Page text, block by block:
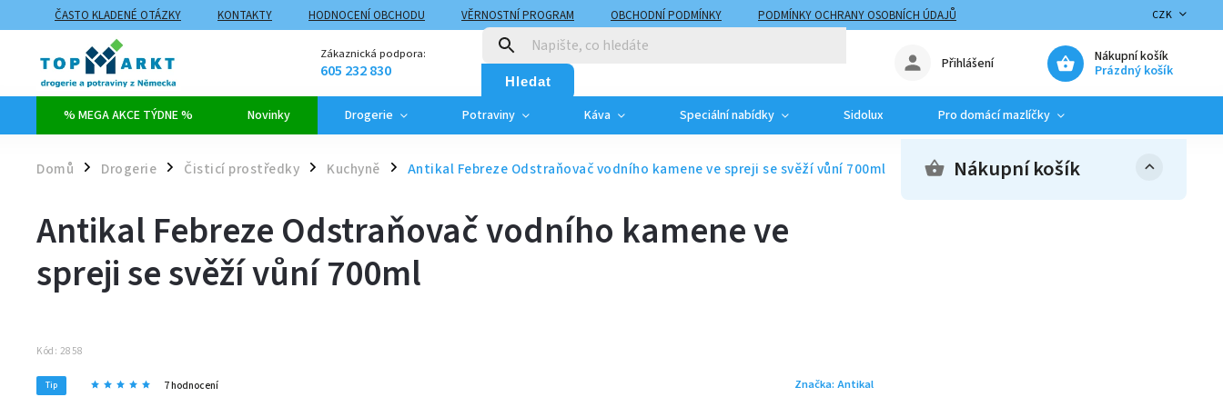
ČASTO KLADENÉ OTÁZKY KONTAKTY HODNOCENÍ OBCHODU VĚRNOSTNÍ PROGRAM OBCHODNÍ PODMÍNKY
PODMÍNKY OCHRANY OSOBNÍCH ÚDAJŮ
ZPŮSOBY DOPRAVY A PLATBY
MOJE OBJEDNÁVKA
CZK
Zákaznická podpora:
605 232 830 Hledat
Nákupní košík
Prázdný košík
Přihlášení
% MEGA AKCE TÝDNE % Novinky Drogerie Potraviny Káva Speciální nabídky Sidolux Pro domácí mazlíčky
Domů / Drogerie / Čisticí prostředky / Kuchyně / Antikal Febreze Odstraňovač vodního kamene ve spreji se svěží vůní 700ml Nákupní košík
Antikal Febreze Odstraňovač vodního kamene ve
spreji se svěží vůní 700ml
Kód: 2858
Tip 7 hodnocení Značka: Antikal